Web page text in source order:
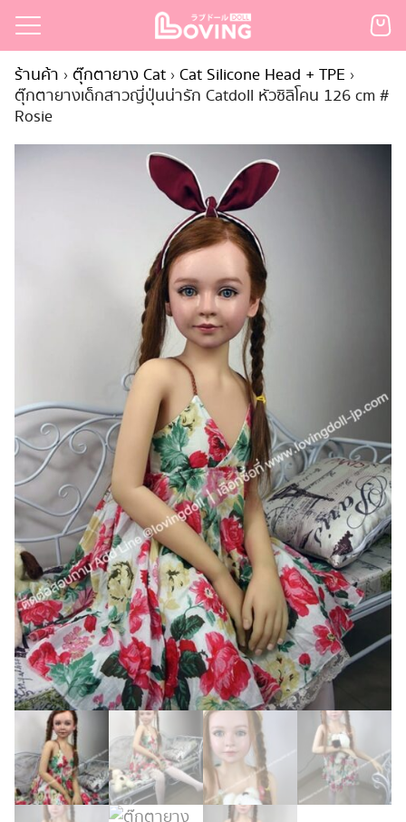
Skip
content
ก
for:
ร้านค้า › ตุ๊กตายาง Cat › Cat Silicone Head + TPE ›
ตุ๊กตายางเด็กสาวญี่ปุ่นน่ารัก Catdoll หัวซิลิโคน 126 cm #
Rosie